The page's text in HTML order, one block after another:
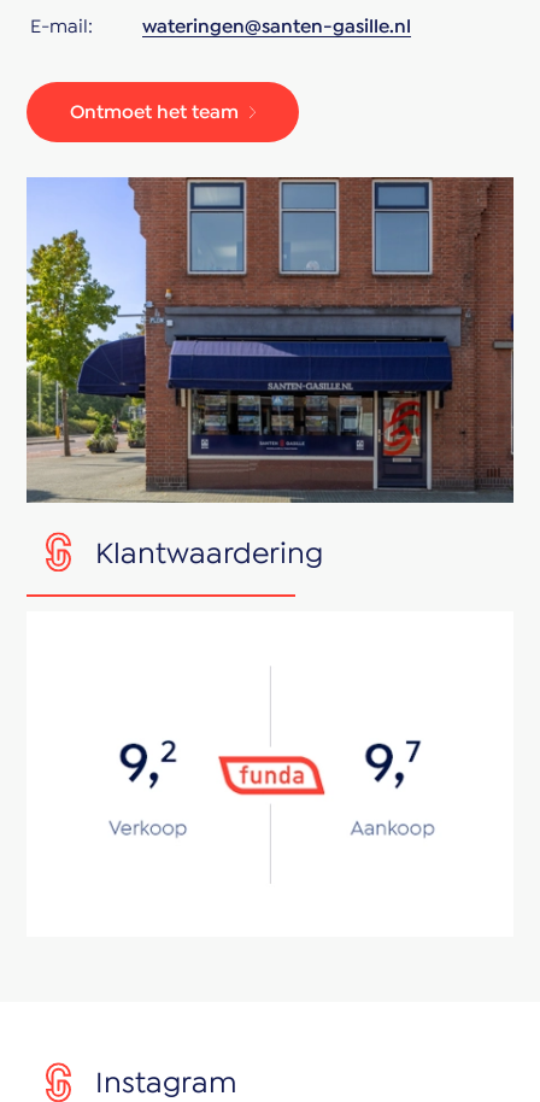
E-mail:
wateringen@santen-gasille.nl
Ontmoet het team
Klantwaardering
Instagram